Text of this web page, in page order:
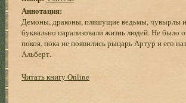
Аннотация:
Демоны, драконы, пляшущие ведьмы, чувырлы
буквально парализовали жизнь людей. Не было
покоя, пока не появились рыцарь Артур и его
Альберт.
Читать книгу Online